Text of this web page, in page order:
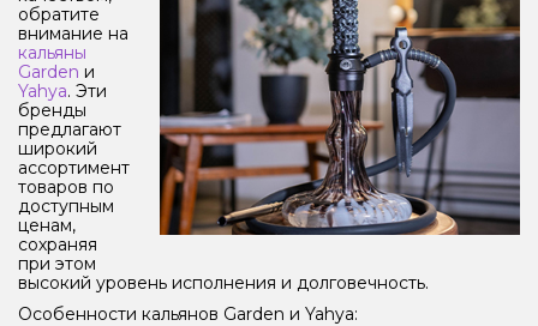
обратите
внимание на
кальяны
Garden и
Yahya. Эти
бренды
предлагают
широкий
ассортимент
товаров по
доступным
ценам,
сохраняя
при этом
высокий уровень исполнения и долговечность.
Особенности кальянов Garden и Yahya: